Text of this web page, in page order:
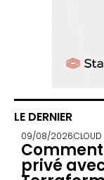
LE DERNIER
09/08/2026CLOUD
privé